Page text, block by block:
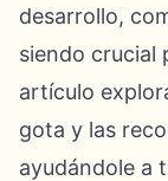
desarrollo,
siendo crucial
artículo
gota y las
ayudándole a